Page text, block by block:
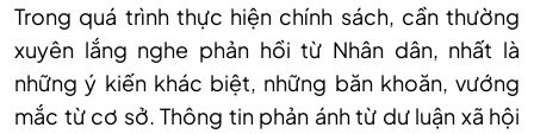
Trong quá trình thực hiện chính sách, cần thường
xuyên lắng nghe phản hồi từ Nhân dân, nhất là
những ý kiến khác biệt, những băn khoăn, vướng
mắc từ cơ sở. Thông tin phản ánh từ dư luận xã hội